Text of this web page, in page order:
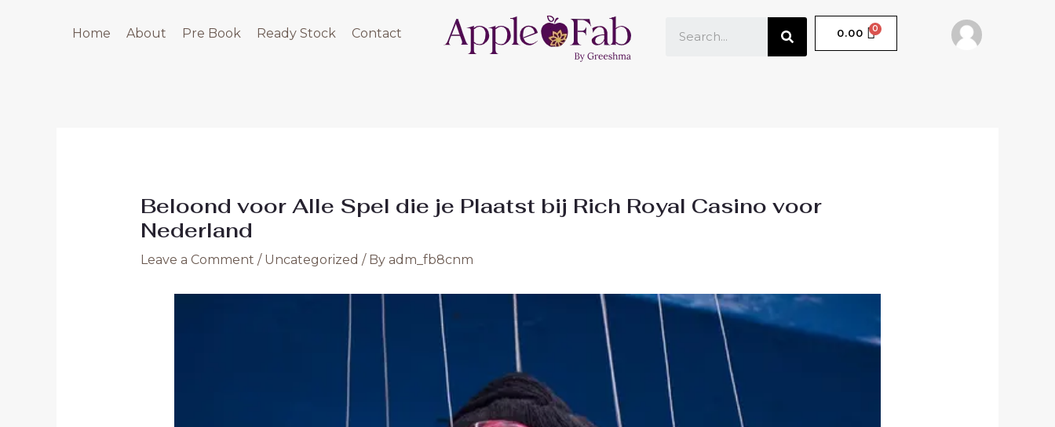
Home About Pre Book Ready Stock Contact
SEARCH
0.00 CART
Beloond voor Alle Spel die je Plaatst bij Rich Royal Casino voor
Nederland
Leave a Comment / Uncategorized / By adm_fb8cnm
navigation